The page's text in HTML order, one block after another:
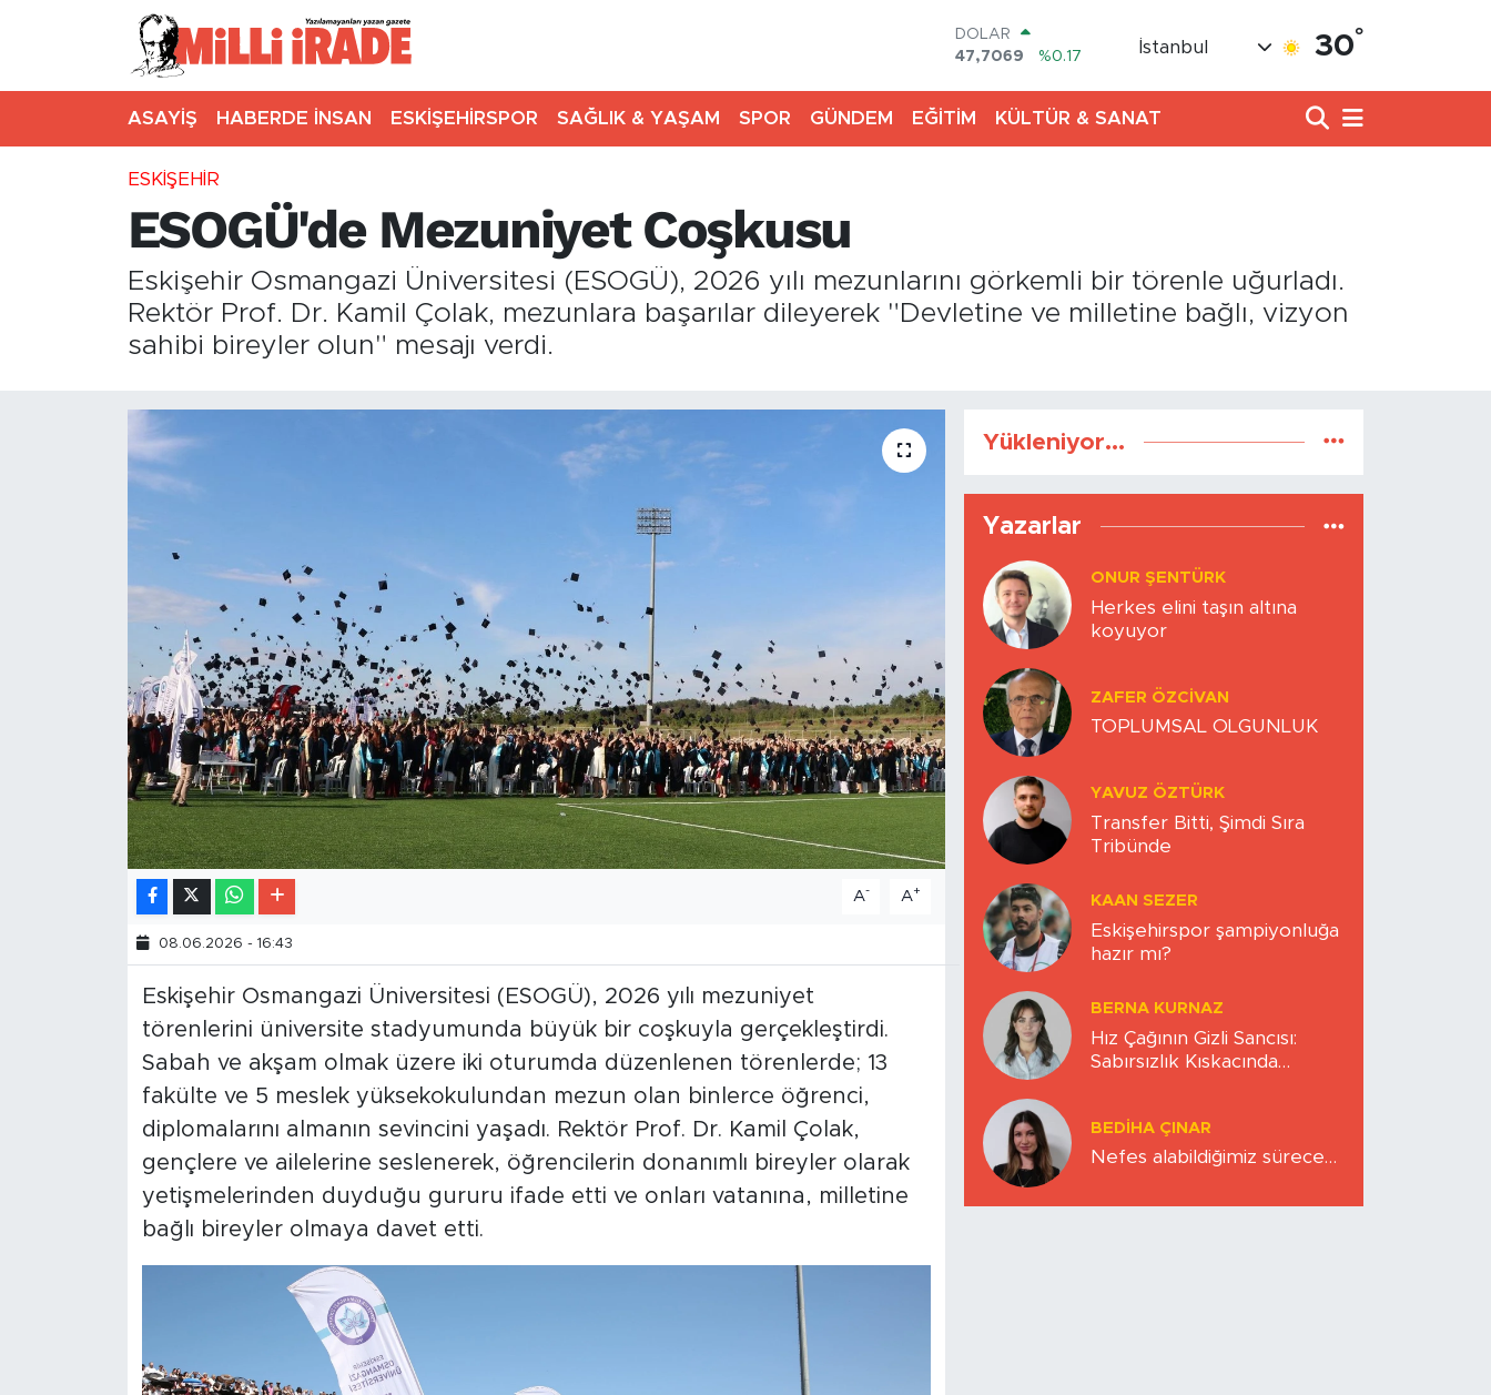
47,7069
EURO
64,1897
%0.02
İstanbul 30°
ASAYİŞ HABERDE İNSAN ESKİŞEHİRSPOR SAĞLIK & YAŞAM SPOR GÜNDEM EĞİTİM KÜLTÜR & SANAT
ESKİŞEHİR
ESOGÜ'de Mezuniyet Coşkusu
Eskişehir Osmangazi Üniversitesi (ESOGÜ), 2026 yılı mezunlarını görkemli bir törenle uğurladı.
Rektör Prof. Dr. Kamil Çolak, mezunlara başarılar dileyerek "Devletine ve milletine bağlı, vizyon
sahibi bireyler olun" mesajı verdi.
A- A+
08.06.2026 - 16:43
Eskişehir Osmangazi Üniversitesi (ESOGÜ), 2026 yılı mezuniyet
törenlerini üniversite stadyumunda büyük bir coşkuyla gerçekleştirdi.
Sabah ve akşam olmak üzere iki oturumda düzenlenen törenlerde; 13
fakülte ve 5 meslek yüksekokulundan mezun olan binlerce öğrenci,
diplomalarını almanın sevincini yaşadı. Rektör Prof. Dr. Kamil Çolak,
gençlere ve ailelerine seslenerek, öğrencilerin donanımlı bireyler olarak
yetişmelerinden duyduğu gururu ifade etti ve onları vatanına, milletine
bağlı bireyler olmaya davet etti.
Yükleniyor...
Yazarlar
ONUR ŞENTÜRK
Herkes elini taşın altına
koyuyor
ZAFER ÖZCIVAN
TOPLUMSAL OLGUNLUK
YAVUZ ÖZTÜRK
Transfer Bitti, Şimdi Sıra
Tribünde
KAAN SEZER
Eskişehirspor şampiyonluğa
hazır mı?
BERNA KURNAZ
Hız Çağının Gizli Sancısı:
Sabırsızlık Kıskacında
BEDIHA ÇINAR
Nefes alabildiğimiz sürece…